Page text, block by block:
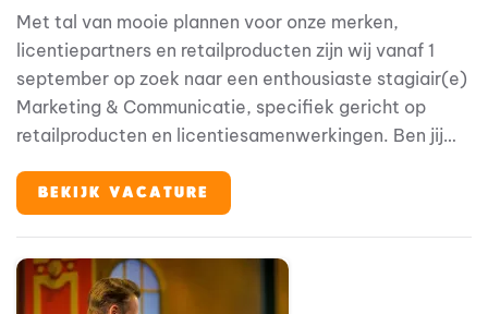
Met tal van mooie plannen voor onze merken,
licentiepartners en retailproducten zijn wij vanaf 1
september op zoek naar een enthousiaste stagiair(e)
Marketing & Communicatie, specifiek gericht op
retailproducten en licentiesamenwerkingen. Ben jij
creatieve en commerciële omgeving? Lees dan snel
verder. Is het jouw droom om stage te lopen in de
specialist op het gebied van familie-entertainment
en maakt het al meer dan 20 jaar mogelijk voor
BEKIJK VACATURE